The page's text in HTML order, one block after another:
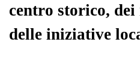
centro storico, dei
delle iniziative